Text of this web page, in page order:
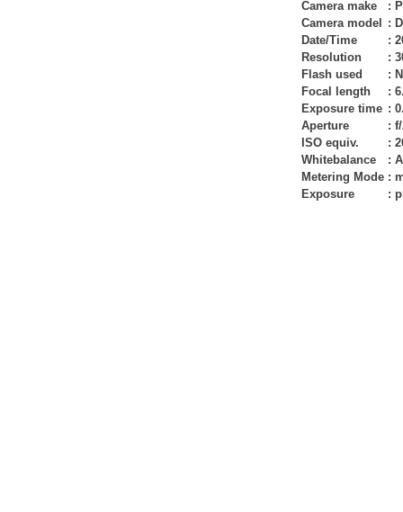
Camera make
:
Camera model
:
Date/Time
:
Resolution
:
Flash used
:
Focal length
:
Exposure time :
Aperture
:
ISO equiv.
:
Whitebalance
:
Metering Mode :
Exposure
: